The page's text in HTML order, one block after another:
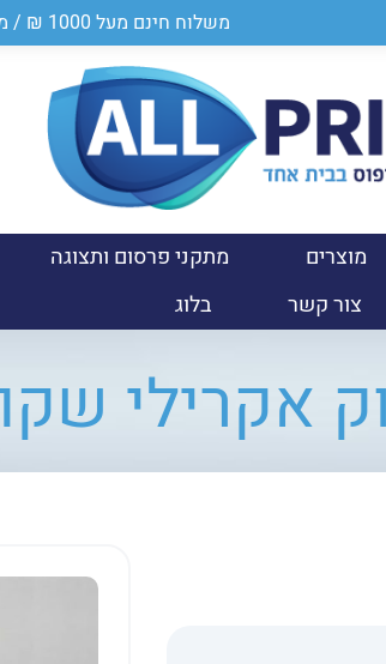
משלוח חינם מעל 1000 ₪ / מספר ספק במשרד הביטחון 0011024950
מוצרים
מתקני פרסום ותצוגה
צור קשר
בלוג
אקרילי